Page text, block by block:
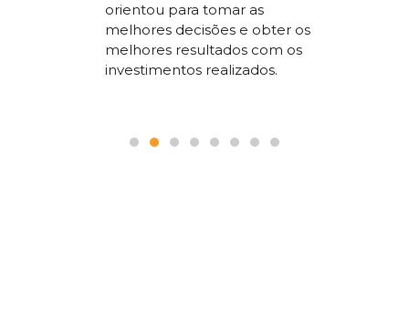
orientou para tomar as
melhores decisões e obter os
melhores resultados com os
investimentos realizados.